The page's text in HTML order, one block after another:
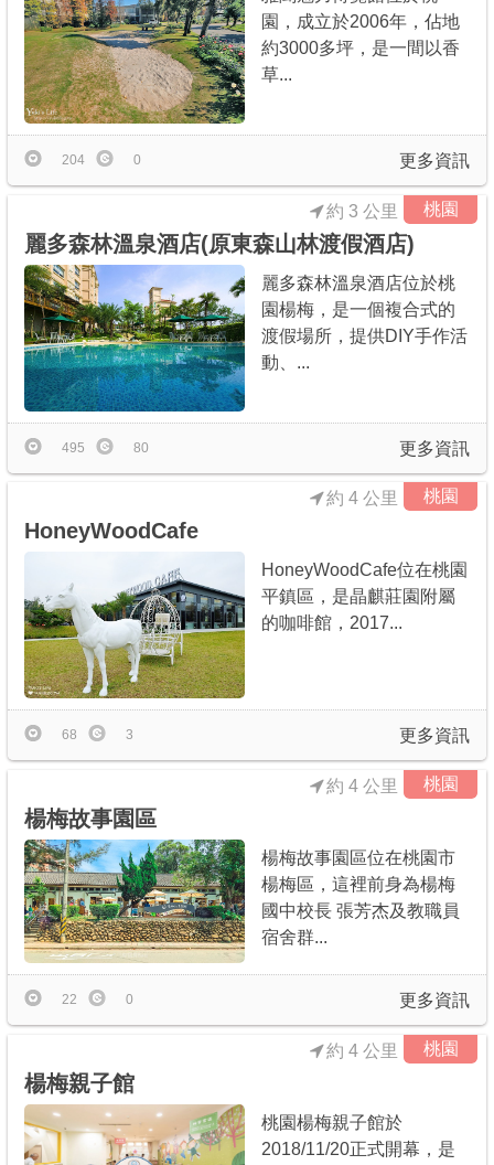
園，成立於2006年，佔地
約3000多坪，是一間以香
草...
更多資訊
204 0
桃園
麗多森林溫泉酒店(原東森山林渡假酒店)
約 3 公里
麗多森林溫泉酒店位於桃
園楊梅，是一個複合式的
渡假場所，提供DIY手作活
動、...
更多資訊
495 80
桃園
HoneyWoodCafe
約 4 公里
HoneyWoodCafe位在桃園
平鎮區，是晶麒莊園附屬
的咖啡館，2017...
更多資訊
68 3
桃園
楊梅故事園區
約 4 公里
楊梅故事園區位在桃園市
楊梅區，這裡前身為楊梅
國中校長 張芳杰及教職員
宿舍群...
更多資訊
22 0
桃園
楊梅親子館
約 4 公里
桃園楊梅親子館於
2018/11/20正式開幕，是